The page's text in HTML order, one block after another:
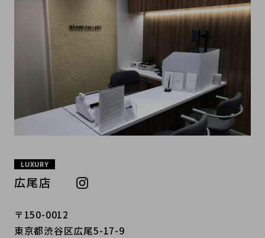
LUXURY
広尾店
〒150-0012
東京都渋谷区広尾5-17-9